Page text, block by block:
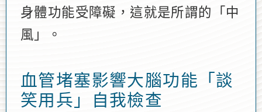
身體功能受障礙，這就是所謂的「中
風」。
血管堵塞影響大腦功能「談
笑用兵」自我檢查